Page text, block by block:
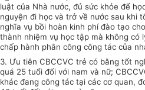
luật của Nhà nước, đủ sức khỏe để
nguyện đi học và trở về nước sau khi
nghĩa vụ bồi hoàn kinh phí đào tạo
thành nhiệm vụ học tập mà không có
chấp hành phân công công tác của
3. Ưu tiên CBCCVC trẻ có bằng tốt
quá 25 tuổi đối với nam và nữ;
khác đang công tác tại các cơ quan,